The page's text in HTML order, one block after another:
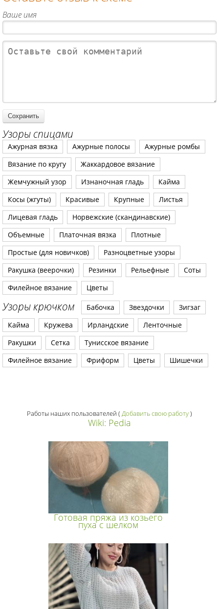
Ваше имя
Узоры спицами
Ажурная вязка Ажурные полосы
Ажурные ромбы
Вязание по кругу
Жаккардовое вязание
Жемчужный узор
Изнаночная гладь
Кайма
Косы (жгуты)
Красивые Крупные
Листья
Лицевая гладь
Норвежские (скандинавские)
Объемные
Платочная вязка
Плотные
Простые (для новичков)
Разноцветные узоры
Ракушка (веерочки)
Резинки Рельефные
Соты
Филейное вязание
Цветы
Узоры крючком Бабочка Звездочки
Зигзаг
Кайма
Кружева Ирландские
Ленточные
Ракушки
Сетка
Тунисское вязание
Филейное вязание
Фриформ Цветы Шишечки
Работы наших пользователей ( Добавить свою работу)
Wiki: Pedia
Готовая пряжа из козьего
пуха с шелком